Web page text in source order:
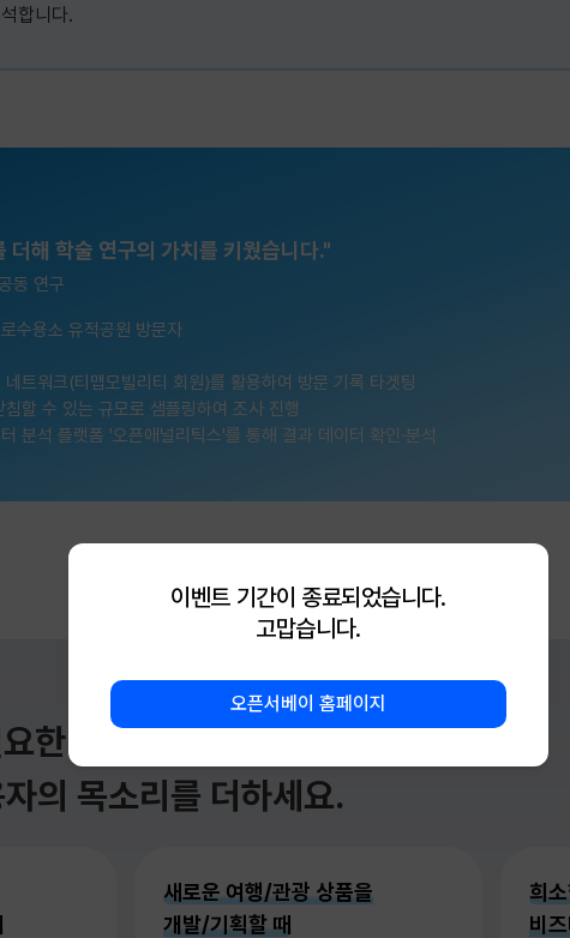
합니다.
해 학술 연구의 가치를 키웠습니다."
동 연구
수용소 유적공원 방문자
네트워크(티맵모빌리티 회원)를 활용하여 방문 기록 타겟팅
침할 수 있는 규모로 샘플링하여 조사 진행
분석 플랫폼 '오픈애널리틱스'를 통해 결과 데이터 확인·분석
한 모든 순간
자의 목소리를 더하세요.
새로운 여행/관광 상품을
개발/기획할 때
희
비